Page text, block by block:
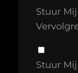
Stuur
Stuur